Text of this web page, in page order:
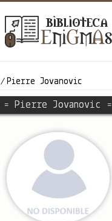
/ Pierre Jovanovic
= Pierre Jovanovic =